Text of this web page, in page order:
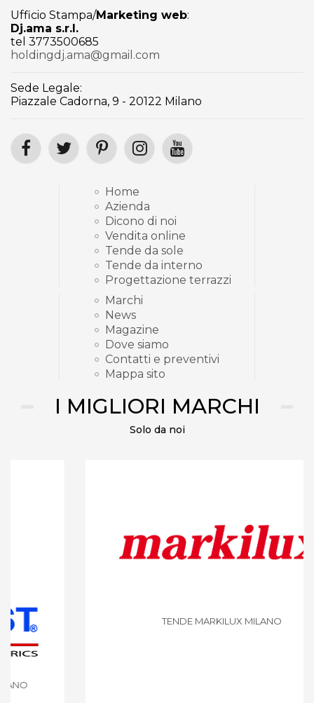
Ufficio Stampa/Marketing web:
Dj.ama s.r.l.
tel 3773500685
holdingdj.ama@gmail.com
Sede Legale:
Piazzale Cadorna, 9 - 20122 Milano
Home
Azienda
Dicono di noi
Vendita online
Tende da sole
Tende da interno
Progettazione terrazzi
Marchi
News
Magazine
Dove siamo
Contatti e preventivi
Mappa sito
I MIGLIORI MARCHI
Solo da noi
TENDE MARKILUX MILANO